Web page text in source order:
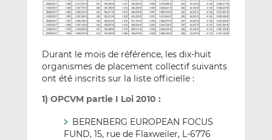
Durant le mois de référence, les dix-huit
organismes de placement collectif suivants
ont été inscrits sur la liste officielle :
1) OPCVM partie I Loi 2010 :
BERENBERG EUROPEAN FOCUS
FUND, 15, rue de Flaxweiler, L-6776